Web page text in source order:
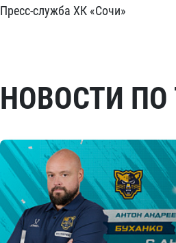
Пресс-служба ХК «Сочи»
НОВОСТИ ПО